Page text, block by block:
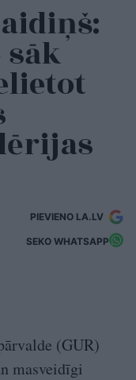
PIEVIENO LA.LV
SEKO WHATSAPP
(GUR)
masveidīgi